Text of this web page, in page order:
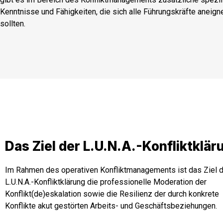
Kenntnisse und Fähigkeiten, die sich alle Führungskräfte
sollten.
Das Ziel der L.U.N.A.-
Im Rahmen des operativen Konfliktmanagements ist das Ziel
L.U.N.A.-Konfliktklärung die professionelle Moderation der
Konflikt(de)eskalation sowie die Resilienz der durch konkrete
Konflikte akut gestörten Arbeits- und Geschäftsbeziehungen.